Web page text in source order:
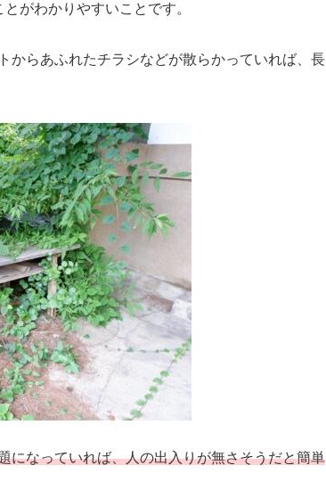
がわかりやすいことです。
トからあふれたチラシなどが散らかっていれば、長
になっていれば、人の出入りが無さそうだと簡単